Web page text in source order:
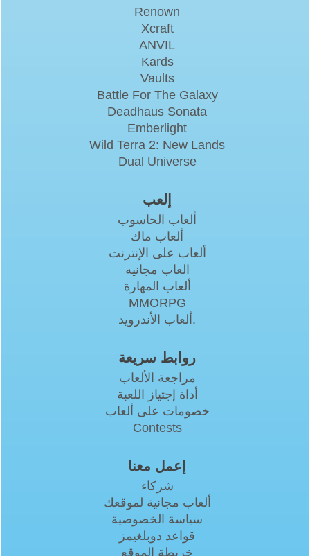
Renown
Xcraft
ANVIL
Kards
Vaults
Battle For The Galaxy
Deadhaus Sonata
Emberlight
Wild Terra 2: New Lands
Dual Universe
إلعب
ألعاب الحاسوب
ألعاب ماك
ألعاب على الإنترنت
العاب مجانيه
ألعاب المهارة
MMORPG
ألعاب الأندرويد.
روابط سريعة
مراجعة الألعاب
أداة إجتياز اللعبة
خصومات على ألعاب
Contests
إعمل معنا
شركاء
ألعاب مجانية لموقعك
سياسة الخصوصية
قواعد دوبلغيمز
خريطة الموقع